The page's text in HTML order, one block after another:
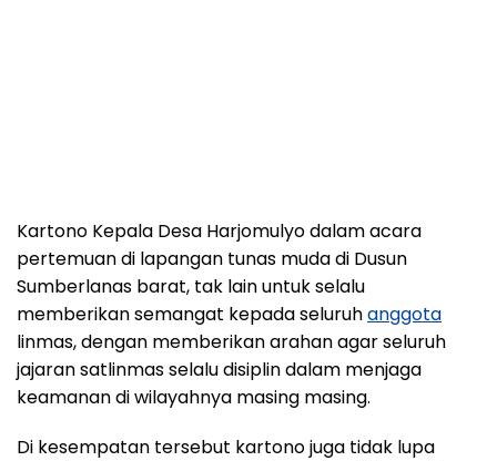
Kartono Kepala Desa Harjomulyo dalam acara
pertemuan di lapangan tunas muda di Dusun
Sumberlanas barat, tak lain untuk selalu
memberikan semangat kepada seluruhanggota
linmas, dengan memberikan arahan agar seluruh
jajaran satlinmas selalu disiplin dalam menjaga
keamanan di wilayahnya masing masing.
Di kesempatan tersebut kartono juga tidak lupa